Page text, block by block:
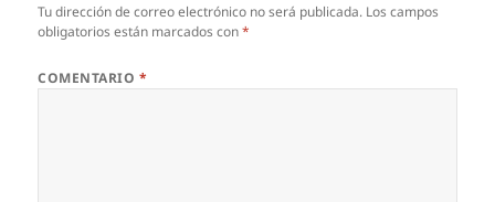
Tu dirección de correo electrónico no será publicada. Los campos
obligatorios están marcados con*
COMENTARIO *